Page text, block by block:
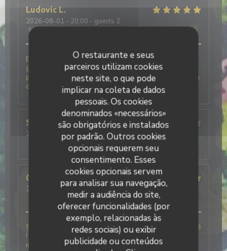
O restaurante e seus
parceiros utilizam cookies
neste site, o que pode
implicar na coleta de dados
pessoais. Os cookies
denominados «necessários»
são obrigatórios e instalados
por padrão. Outros cookies
opcionais requerem seu
consentimento. Esses
cookies opcionais servem
para analisar sua navegação,
medir a audiência do site,
oferecer funcionalidades (por
exemplo, relacionadas às
redes sociais) ou exibir
publicidade ou conteúdos
Ludovic L
2026-08-01 - 20:00 - guests 2
service:4/5 ambience:5/5 menu:5/5 quality_price:4/5
Excellent accueil, beaucoup d'humour et de
générosité pour une vraie cuisine italienne avec des
produits frais. La glace basilic citron du fraggola est à
deguster à tout prix.
SYLVIE
M
2026-07-28- 19:30 - guests 3
/5 ambience: 4/5 menu:5 /5 quality_price
Charlotte
F
2026-06-06 - 12:30 - guests 6
ambience :5/5 menu: 5/5 quality_price
Simplement le meilleur restaurant Italien que j’ai testé
! Le personnel était très agréable ce qui a rendu le
moment encore meilleur !